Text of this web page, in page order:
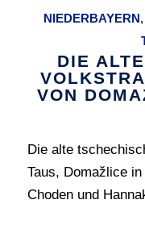
NIEDERBAYERN
DIE
VON
Die alte
Taus, Domažlice
Choden und